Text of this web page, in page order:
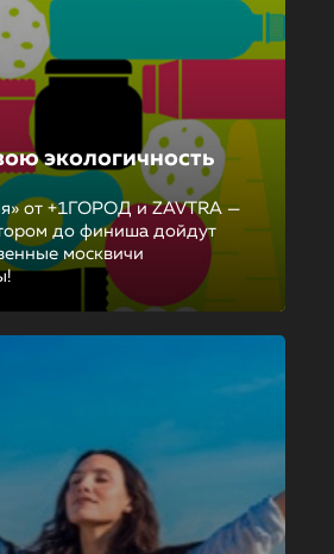
экологичность
от +1ГОРОД и ZAVTRA —
до финиша дойдут
москвичи